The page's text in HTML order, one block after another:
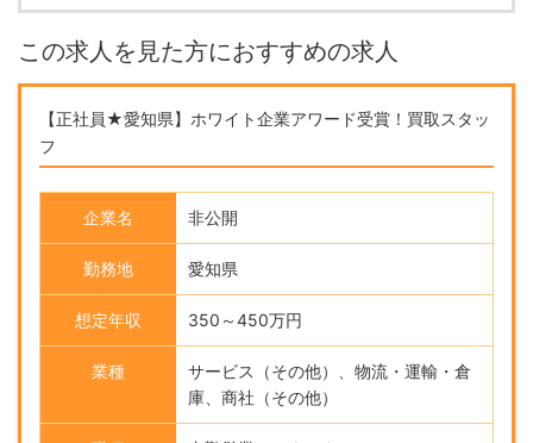
この求人を見た方におすすめの求人
【正社員★愛知県】ホワイト企業アワード受賞！買取スタッ
フ
企業名 非公開
勤務地 愛知県
想定年収 350～450万円
業種
サービス（その他）、物流・運輸・倉
庫、商社（その他）